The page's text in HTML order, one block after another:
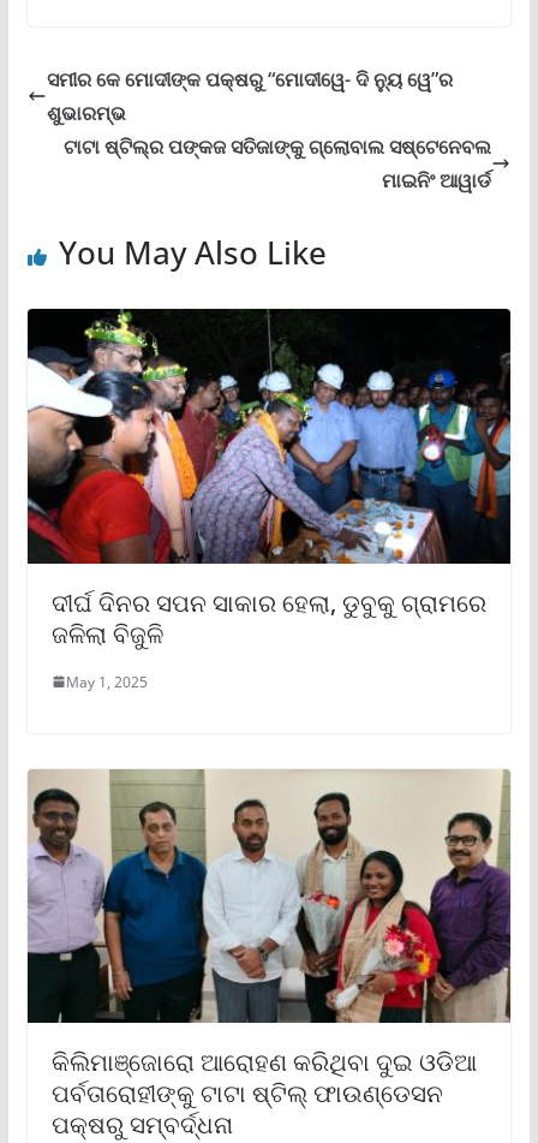
ସମୀର କେ ମୋଦୀଙ୍କ ପକ୍ଷରୁ “ମୋଦୀୱେ- ଦି ନ୍ୟୁ ୱେ”ର
ଶୁଭାରମ୍ଭ
ଟାଟା ଷ୍ଟିଲ୍‌ର ପଙ୍କଜ ସତିଜାଙ୍କୁ ଗ୍ଲୋବାଲ ସଷ୍ଟେନେବଲ
ମାଇନିଂ ଆୱାର୍ଡ
You May Also Like
ଦୀର୍ଘ ଦିନର ସପନ ସାକାର ହେଲା, ଡୁବୁକୁ ଗ୍ରାମରେ
ଜଳିଲା ବିଜୁଳି
May 1, 2025
କିଲିମାଞ୍ଜୋରୋ ଆରୋହଣ କରିଥିବା ଦୁଇ ଓଡିଆ
ପର୍ବତାରୋହୀଙ୍କୁ ଟାଟା ଷ୍ଟିଲ୍ ଫାଉଣ୍ଡେସନ
ପକ୍ଷରୁ ସମ୍ବର୍ଦ୍ଧନା